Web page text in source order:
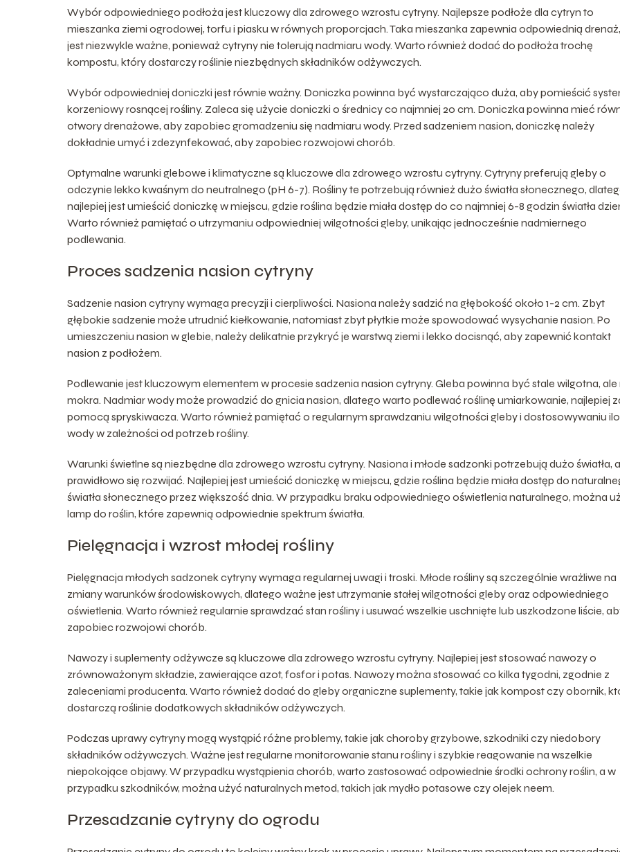
Wybór odpowiedniego podłoża jest kluczowy dla zdrowego wzrostu cytryny. Najlepsze podłoże dla cytryn to
mieszanka ziemi ogrodowej, torfu i piasku w równych proporcjach. Taka mieszanka zapewnia odpowiednią
jest niezwykle ważne, ponieważ cytryny nie tolerują nadmiaru wody. Warto również dodać do podłoża trochę
kompostu, który dostarczy roślinie niezbędnych składników odżywczych.
Wybór odpowiedniej doniczki jest równie ważny. Doniczka powinna być wystarczająco duża, aby pomieścić
korzeniowy rosnącej rośliny. Zaleca się użycie doniczki o średnicy co najmniej 20 cm. Doniczka powinna mieć
otwory drenażowe, aby zapobiec gromadzeniu się nadmiaru wody. Przed sadzeniem nasion, doniczkę należy
dokładnie umyć i zdezynfekować, aby zapobiec rozwojowi chorób.
Optymalne warunki glebowe i klimatyczne są kluczowe dla zdrowego wzrostu cytryny. Cytryny preferują gleby o
odczynie lekko kwaśnym do neutralnego (pH 6-7). Rośliny te potrzebują również dużo światła słonecznego,
najlepiej jest umieścić doniczkę w miejscu, gdzie roślina będzie miała dostęp do co najmniej 6-8 godzin światła
Warto również pamiętać o utrzymaniu odpowiedniej wilgotności gleby, unikając jednocześnie nadmiernego
podlewania.
Proces sadzenia nasion cytryny
Sadzenie nasion cytryny wymaga precyzji i cierpliwości. Nasiona należy sadzić na głębokość około 1-2 cm. Zbyt
głębokie sadzenie może utrudnić kiełkowanie, natomiast zbyt płytkie może spowodować wysychanie nasion. Po
umieszczeniu nasion w glebie, należy delikatnie przykryć je warstwą ziemi i lekko docisnąć, aby zapewnić kontakt
nasion z podłożem.
Podlewanie jest kluczowym elementem w procesie sadzenia nasion cytryny. Gleba powinna być stale wilgotna, ale
mokra. Nadmiar wody może prowadzić do gnicia nasion, dlatego warto podlewać roślinę umiarkowanie, najlepiej
pomocą spryskiwacza. Warto również pamiętać o regularnym sprawdzaniu wilgotności gleby i dostosowywaniu
wody w zależności od potrzeb rośliny.
Warunki świetlne są niezbędne dla zdrowego wzrostu cytryny. Nasiona i młode sadzonki potrzebują dużo światła,
prawidłowo się rozwijać. Najlepiej jest umieścić doniczkę w miejscu, gdzie roślina będzie miała dostęp do
światła słonecznego przez większość dnia. W przypadku braku odpowiedniego oświetlenia naturalnego, można
lamp do roślin, które zapewnią odpowiednie spektrum światła.
Pielęgnacja i wzrost młodej rośliny
Pielęgnacja młodych sadzonek cytryny wymaga regularnej uwagi i troski. Młode rośliny są szczególnie wrażliwe na
zmiany warunków środowiskowych, dlatego ważne jest utrzymanie stałej wilgotności gleby oraz odpowiedniego
oświetlenia. Warto również regularnie sprawdzać stan rośliny i usuwać wszelkie uschnięte lub uszkodzone liście,
zapobiec rozwojowi chorób.
Nawozy i suplementy odżywcze są kluczowe dla zdrowego wzrostu cytryny. Najlepiej jest stosować nawozy o
zrównoważonym składzie, zawierające azot, fosfor i potas. Nawozy można stosować co kilka tygodni, zgodnie z
zaleceniami producenta. Warto również dodać do gleby organiczne suplementy, takie jak kompost czy obornik,
dostarczą roślinie dodatkowych składników odżywczych.
Podczas uprawy cytryny mogą wystąpić różne problemy, takie jak choroby grzybowe, szkodniki czy niedobory
składników odżywczych. Ważne jest regularne monitorowanie stanu rośliny i szybkie reagowanie na wszelkie
niepokojące objawy. W przypadku wystąpienia chorób, warto zastosować odpowiednie środki ochrony roślin, a w
przypadku szkodników, można użyć naturalnych metod, takich jak mydło potasowe czy olejek neem.
Przesadzanie cytryny do ogrodu